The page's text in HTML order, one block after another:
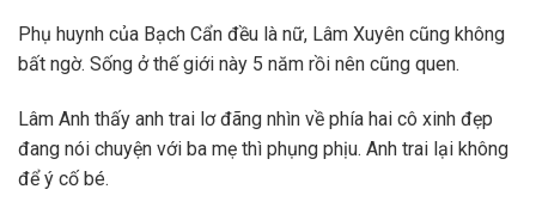
Phụ huynh của Bạch Cẩn đều là nữ, Lâm Xuyên cũng không
bất ngờ. Sống ở thế giới này 5 năm rồi nên cũng quen.
Lâm Anh thấy anh trai lơ đãng nhìn về phía hai cô xinh đẹp
đang nói chuyện với ba mẹ thì phụng phịu. Anh trai lại không
để ý cố bé.